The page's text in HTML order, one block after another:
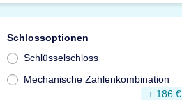
Schlossoptionen
Schlüsselschloss
Mechanische Zahlenkombination
+ 186 €